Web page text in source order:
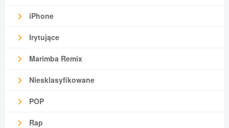
iPhone
Irytujące
Marimba Remix
Niesklasyfikowane
POP
Rap